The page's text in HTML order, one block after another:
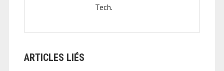
Tech.
ARTICLES LIÉS